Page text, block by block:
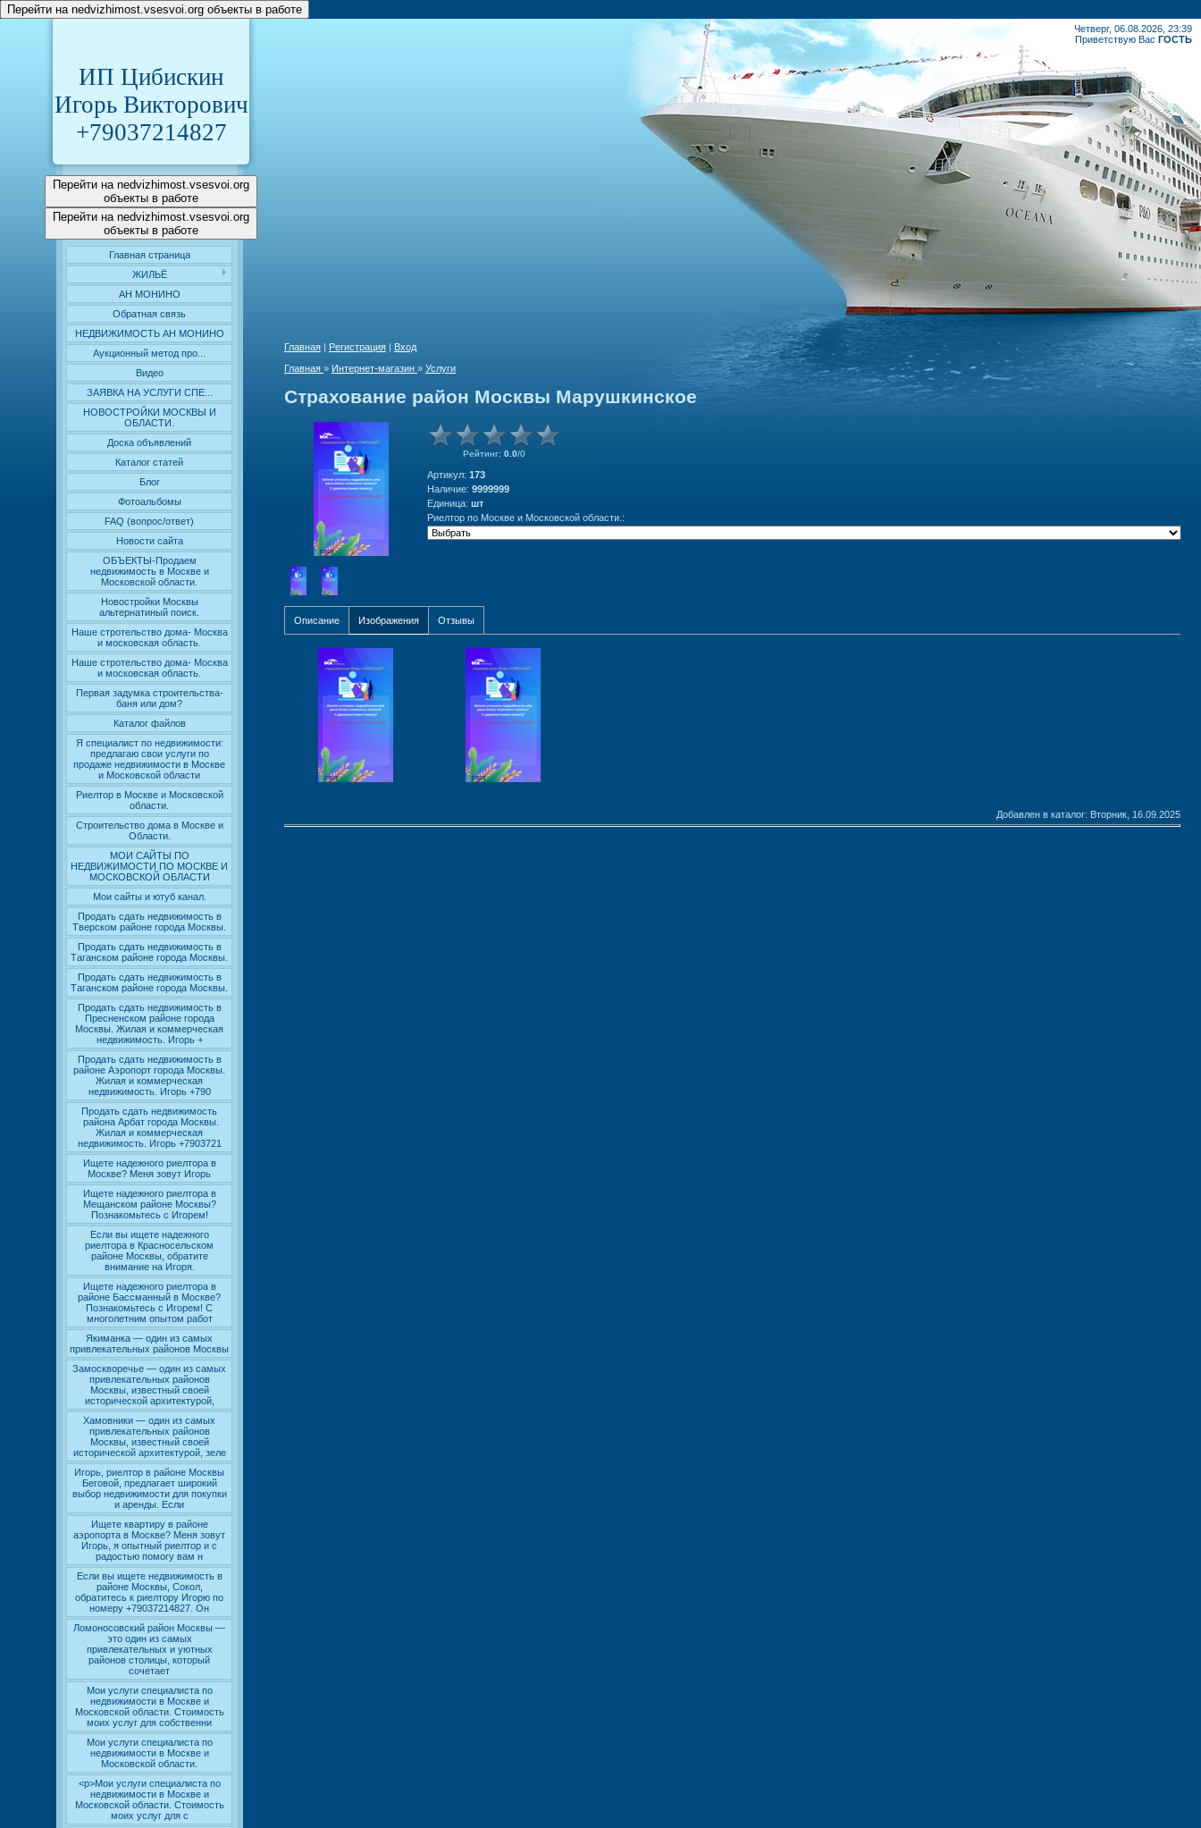
Перейти на nedvizhimost.vsesvoi.org объекты в работе
ИП Цибискин
Игорь Викторович
+79037214827
Перейти на nedvizhimost.vsesvoi.org
объекты в работе
Перейти на nedvizhimost.vsesvoi.org
объекты в работе
Главная страница
ЖИЛЬЁ
АН МОНИНО
Обратная связь
НЕДВИЖИМОСТЬ АН МОНИНО
Аукционный метод про...
Видео
ЗАЯВКА НА УСЛУГИ СПЕ...
НОВОСТРОЙКИ МОСКВЫ И
ОБЛАСТИ.
Доска объявлений
Каталог статей
Блог
Фотоальбомы
FAQ (вопрос/ответ)
Новости сайта
ОБЪЕКТЫ-Продаем
недвижимость в Москве и
Московской области.
Новостройки Москвы
альтернатиный поиск.
Наше стротельство дома- Москва
и московская область.
Наше стротельство дома- Москва
и московская область.
Первая задумка строительства-
баня или дом?
Каталог файлов
Я специалист по недвижимости:
предлагаю свои услуги по
продаже недвижимости в Москве
и Московской области
Риелтор в Москве и Московской
области.
Строительство дома в Москве и
Области.
МОИ САЙТЫ ПО
НЕДВИЖИМОСТИ ПО МОСКВЕ И
МОСКОВСКОЙ ОБЛАСТИ
Мои сайты и ютуб канал.
Продать сдать недвижимость в
Тверском районе города Москвы.
Продать сдать недвижимость в
Таганском районе города Москвы.
Продать сдать недвижимость в
Таганском районе города Москвы.
Продать сдать недвижимость в
Пресненском районе города
Москвы. Жилая и коммерческая
недвижимость. Игорь +
Продать сдать недвижимость в
районе Аэропорт города Москвы.
Жилая и коммерческая
недвижимость. Игорь +790
Продать сдать недвижимость
района Арбат города Москвы.
Жилая и коммерческая
недвижимость. Игорь +7903721
Ищете надежного риелтора в
Москве? Меня зовут Игорь
Ищете надежного риелтора в
Мещанском районе Москвы?
Познакомьтесь с Игорем!
Если вы ищете надежного
риелтора в Красносельском
районе Москвы, обратите
внимание на Игоря.
Ищете надежного риелтора в
районе Бассманный в Москве?
Познакомьтесь с Игорем! С
многолетним опытом работ
Якиманка — один из самых
привлекательных районов Москвы
Замоскворечье — один из самых
привлекательных районов
Москвы, известный своей
исторической архитектурой,
Хамовники — один из самых
привлекательных районов
Москвы, известный своей
исторической архитектурой, зеле
Игорь, риелтор в районе Москвы
Беговой, предлагает широкий
выбор недвижимости для покупки
и аренды. Если
Ищете квартиру в районе
аэропорта в Москве? Меня зовут
Игорь, я опытный риелтор и с
радостью помогу вам н
Если вы ищете недвижимость в
районе Москвы, Сокол,
обратитесь к риелтору Игорю по
номеру +79037214827. Он
Ломоносовский район Москвы —
это один из самых
привлекательных и уютных
районов столицы, который
сочетает
Мои услуги специалиста по
недвижимости в Москве и
Московской области. Стоимость
моих услуг для собственни
Мои услуги специалиста по
недвижимости в Москве и
Московской области.
<p>Мои услуги специалиста по
недвижимости в Москве и
Московской области. Стоимость
моих услуг для с
Четверг, 06.08.2026, 23:39
Приветствую Вас ГОСТЬ
Главная | Регистрация | Вход
Главная » Интернет-магазин » Услуги
Страхование район Москвы Марушкинское
Рейтинг: 0.0/0
Артикул: 173
Наличие: 9999999
Единица: шт
Риелтор по Москве и Московской области.:
Описание Изображения Отзывы
Добавлен в каталог: Вторник, 16.09.2025